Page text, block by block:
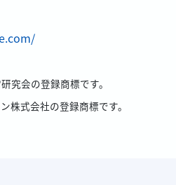
究会の登録商標です。
株式会社の登録商標です。